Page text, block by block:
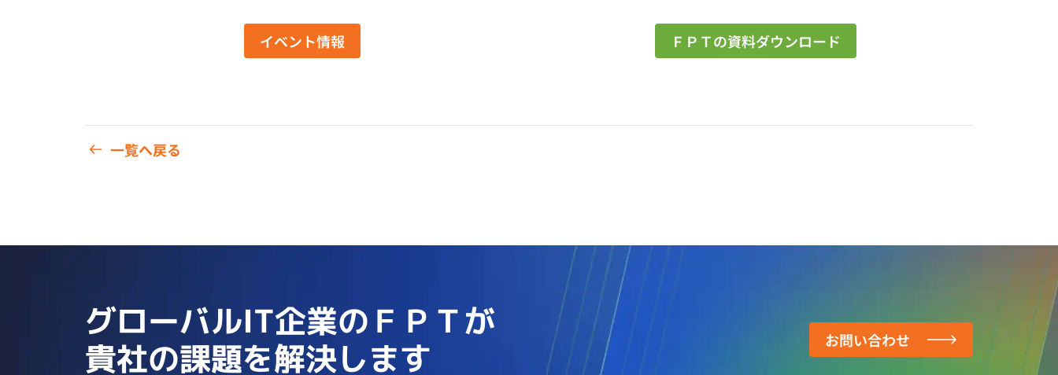
イベント情報 ＦＰＴの資料ダウンロード
一覧へ戻る
グローバルIT企業のＦＰＴが
貴社の課題を解決します
お問い合わせ